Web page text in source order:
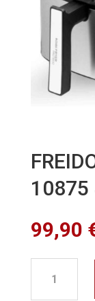
10875
99,90